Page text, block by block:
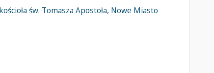
św. Tomasza Apostoła, Nowe Miasto